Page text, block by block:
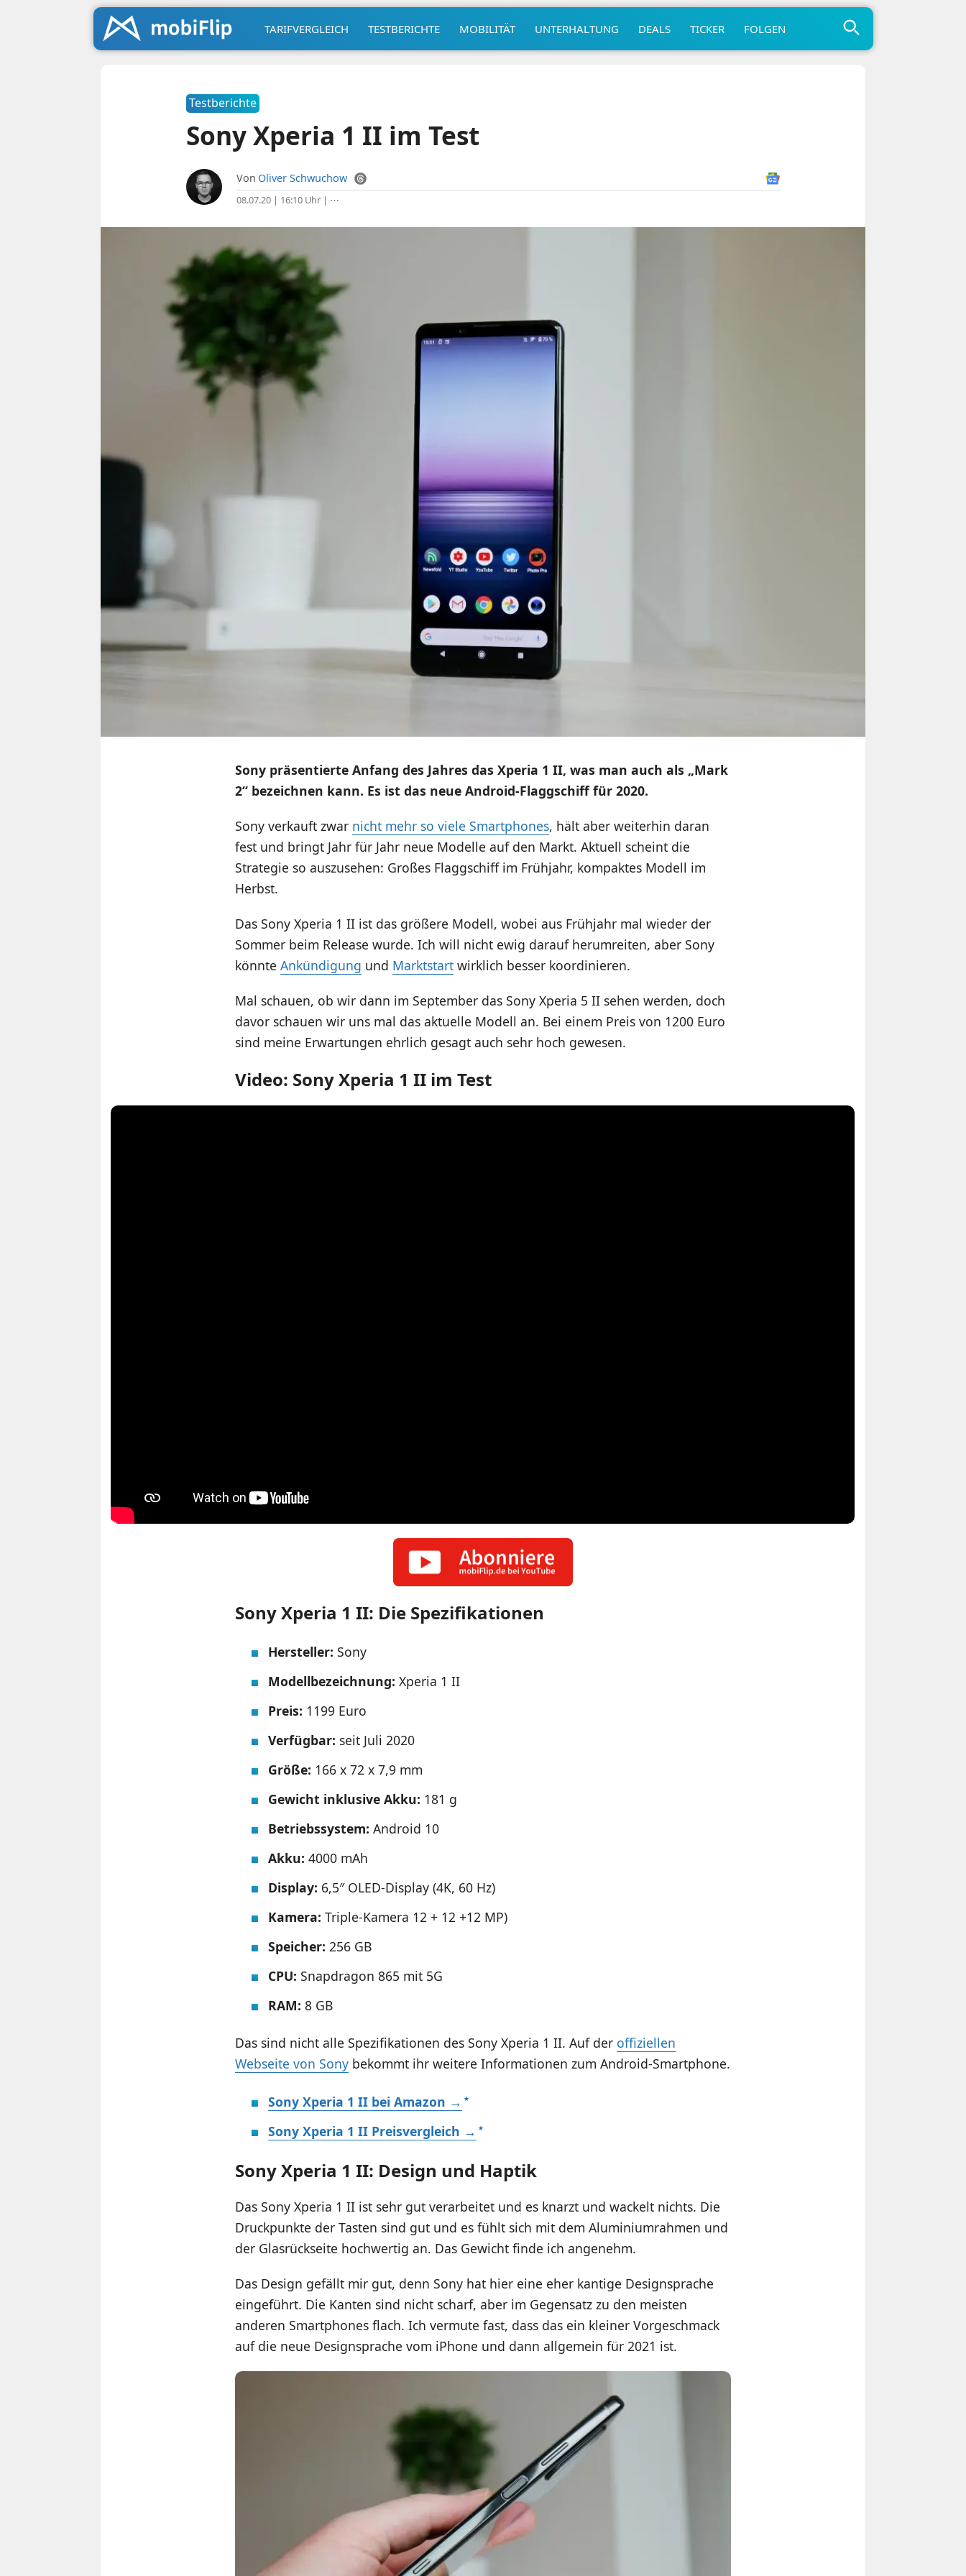
TARIFVERGLEICH TESTBERICHTE MOBILITÄT UNTERHALTUNG DEALS TICKER FOLGEN
Testberichte
Sony Xperia 1 II im Test
Von Oliver Schwuchow
08.07.20 | 16:10 Uhr| ⋯
Sony präsentierte Anfang des Jahres das Xperia 1 II, was man auch als „Mark
2“ bezeichnen kann. Es ist das neue Android-Flaggschiff für 2020.
Sony verkauft zwar nicht mehr so viele Smartphones, hält aber weiterhin daran
fest und bringt Jahr für Jahr neue Modelle auf den Markt. Aktuell scheint die
Strategie so auszusehen: Großes Flaggschiff im Frühjahr, kompaktes Modell im
Herbst.
Das Sony Xperia 1 II ist das größere Modell, wobei aus Frühjahr mal wieder der
Sommer beim Release wurde. Ich will nicht ewig darauf herumreiten, aber Sony
könnte Ankündigung und Marktstartwirklich besser koordinieren.
Mal schauen, ob wir dann im September das Sony Xperia 5 II sehen werden, doch
davor schauen wir uns mal das aktuelle Modell an. Bei einem Preis von 1200 Euro
sind meine Erwartungen ehrlich gesagt auch sehr hoch gewesen.
Video: Sony Xperia 1 II im Test
Sony Xperia 1 II: Die Spezifikationen
Hersteller: Sony
Modellbezeichnung: Xperia 1 II
Preis: 1199 Euro
Verfügbar: seit Juli 2020
Größe: 166 x 72 x 7,9 mm
Gewicht inklusive Akku: 181 g
Betriebssystem: Android 10
Akku: 4000 mAh
Display: 6,5″ OLED-Display (4K, 60 Hz)
Kamera: Triple-Kamera 12 + 12 +12 MP)
Speicher: 256 GB
CPU: Snapdragon 865 mit 5G
RAM: 8 GB
Das sind nicht alle Spezifikationen des Sony Xperia 1 II. Auf der offiziellen
Webseite von Sonybekommt ihr weitere Informationen zum Android-Smartphone.
Sony Xperia 1 II bei Amazon →
Sony Xperia 1 II Preisvergleich →
Sony Xperia 1 II: Design und Haptik
Das Sony Xperia 1 II ist sehr gut verarbeitet und es knarzt und wackelt nichts. Die
Druckpunkte der Tasten sind gut und es fühlt sich mit dem Aluminiumrahmen und
der Glasrückseite hochwertig an. Das Gewicht finde ich angenehm.
Das Design gefällt mir gut, denn Sony hat hier eine eher kantige Designsprache
eingeführt. Die Kanten sind nicht scharf, aber im Gegensatz zu den meisten
anderen Smartphones flach. Ich vermute fast, dass das ein kleiner Vorgeschmack
auf die neue Designsprache vom iPhone und dann allgemein für 2021 ist.